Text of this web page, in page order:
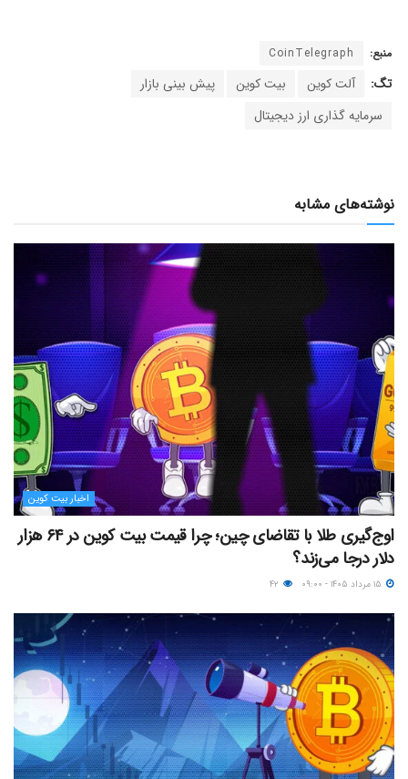
منبع: CoinTelegraph
تگ: آلت کوین بیت کوین
پیش بینی بازار
سرمایه گذاری ارز دیجیتال
نوشته‌های مشابه
اخبار بیت کوین
اوج‌گیری طلا با تقاضای چین؛ چرا قیمت بیت کوین در ۶۴ هزار
دلار درجا می‌زند؟